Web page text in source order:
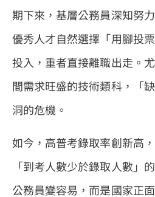
期下來，基層公務員深知努
優秀人才自然選擇「用腳投
投入，重者直接離職出走。
間需求旺盛的技術類科，「
洞的危機。
如今，高普考錄取率創新高
「到考人數少於錄取人數」
公務員變容易，而是國家正